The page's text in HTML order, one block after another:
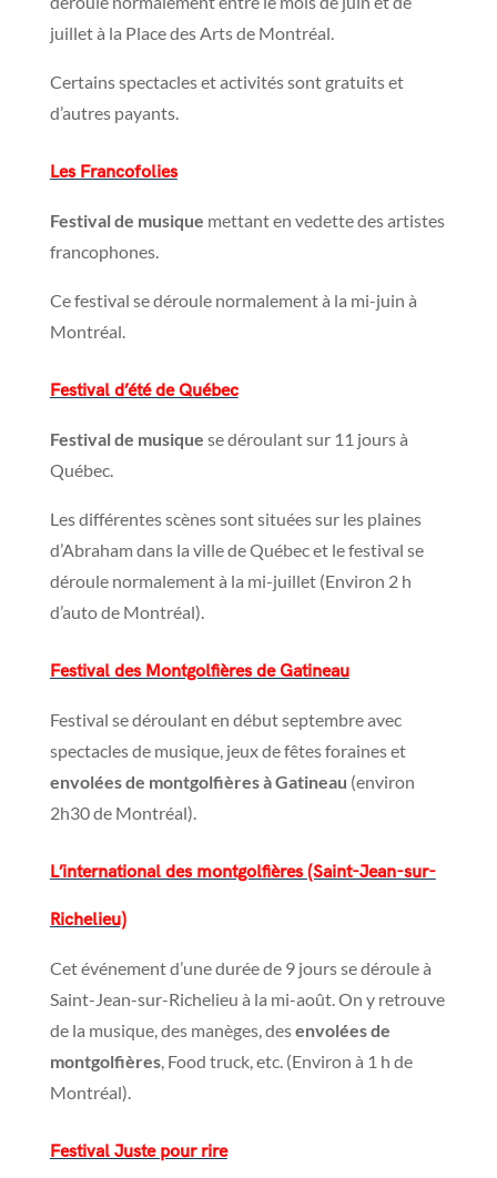
juillet à la Place des Arts de Montréal.
Certains spectacles et activités sont gratuits et
d’autres payants.
Les Francofolies
Festival de musique mettant en vedette des artistes
francophones.
Ce festival se déroule normalement à la mi-juin à
Montréal.
Festival d’été de Québec
Festival de musique se déroulant sur 11 jours à
Québec.
Les différentes scènes sont situées sur les plaines
d’Abraham dans la ville de Québec et le festival se
déroule normalement à la mi-juillet (Environ 2 h
d’auto de Montréal).
Festival des Montgolfières de Gatineau
Festival se déroulant en début septembre avec
spectacles de musique, jeux de fêtes foraines et
envolées de montgolfières à Gatineau (environ
2h30 de Montréal).
L’international des montgolfières (Saint-Jean-sur-
Richelieu)
Cet événement d’une durée de 9 jours se déroule à
Saint-Jean-sur-Richelieu à la mi-août. On y retrouve
de la musique, des manèges, desenvolées de
montgolfières, Food truck, etc. (Environ à 1 h de
Montréal).
Festival Juste pour rire